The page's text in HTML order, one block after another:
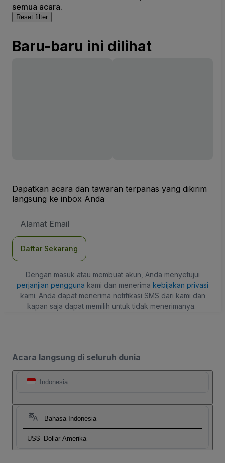
semua acara.
Reset filter
Baru-baru ini dilihat
Dapatkan acara dan tawaran terpanas yang dikirim
langsung ke inbox Anda
Email
Daftar Sekarang
Dengan masuk atau membuat akun, Anda menyetujui
perjanjian pengguna kami dan menerima kebijakan privasi
kami. Anda dapat menerima notifikasi SMS dari kami dan
kapan saja dapat memilih untuk tidak menerimanya.
Acara langsung di seluruh dunia
Indonesia
Bahasa Indonesia
US$ Dollar Amerika